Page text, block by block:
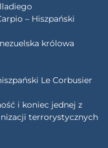
– Hiszpański
królowa
Le Corbusier
i koniec jednej z
terrorystycznych